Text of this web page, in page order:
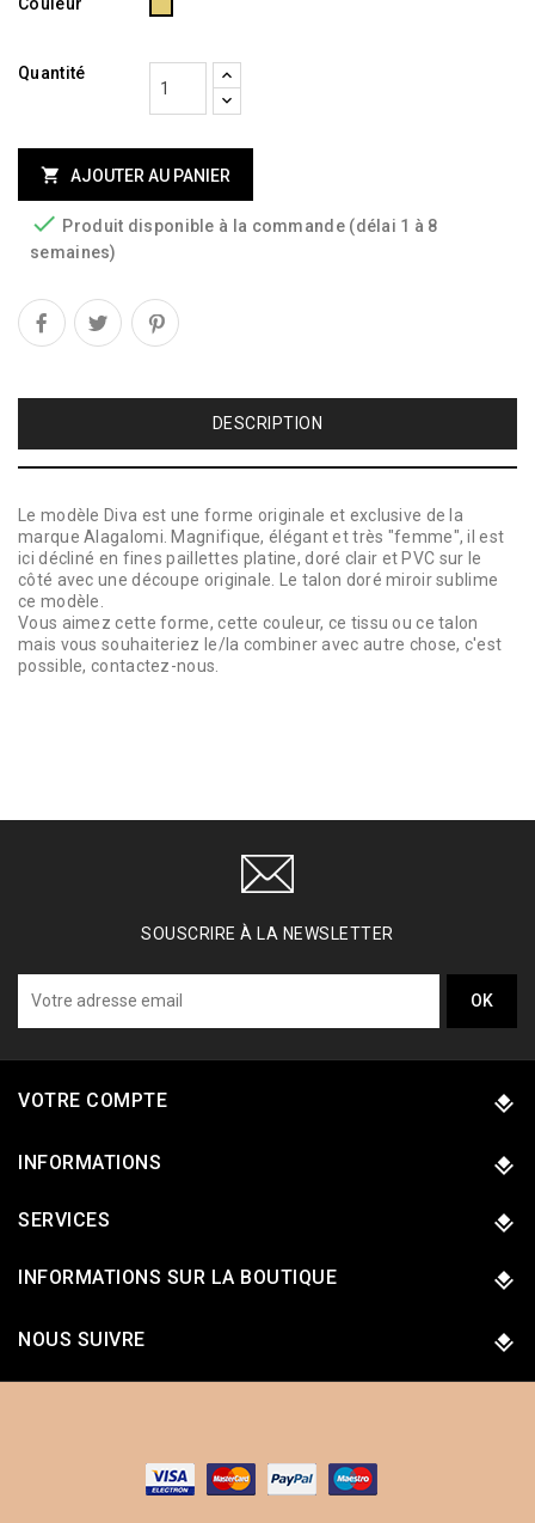
Quantité
 AJOUTER AU PANIER
 Produit disponible à la commande (délai 1 à 8
semaines)
DESCRIPTION
Le modèle Diva est une forme originale et exclusive de la
marque Alagalomi. Magnifique, élégant et très "femme", il est
ici décliné en fines paillettes platine, doré clair et PVC sur le
côté avec une découpe originale. Le talon doré miroir sublime
ce modèle.
Vous aimez cette forme, cette couleur, ce tissu ou ce talon
mais vous souhaiteriez le/la combiner avec autre chose, c'est
possible, contactez-nous.
SOUSCRIRE À LA NEWSLETTER
VOTRE COMPTE
INFORMATIONS
SERVICES
INFORMATIONS SUR LA BOUTIQUE
NOUS SUIVRE